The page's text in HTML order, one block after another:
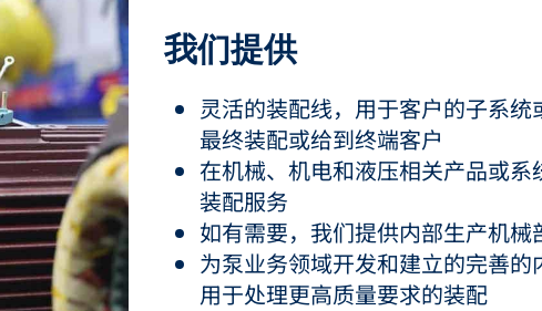
我们提供
灵活的装配线，用于客户的子系
最终装配或给到终端客户
在机械、机电和液压相关产品或
装配服务
如有需要，我们提供内部生产机械
为泵业务领域开发和建立的完善的
用于处理更高质量要求的装配